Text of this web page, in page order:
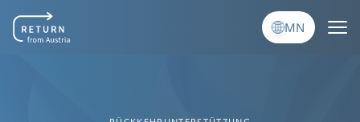
MN